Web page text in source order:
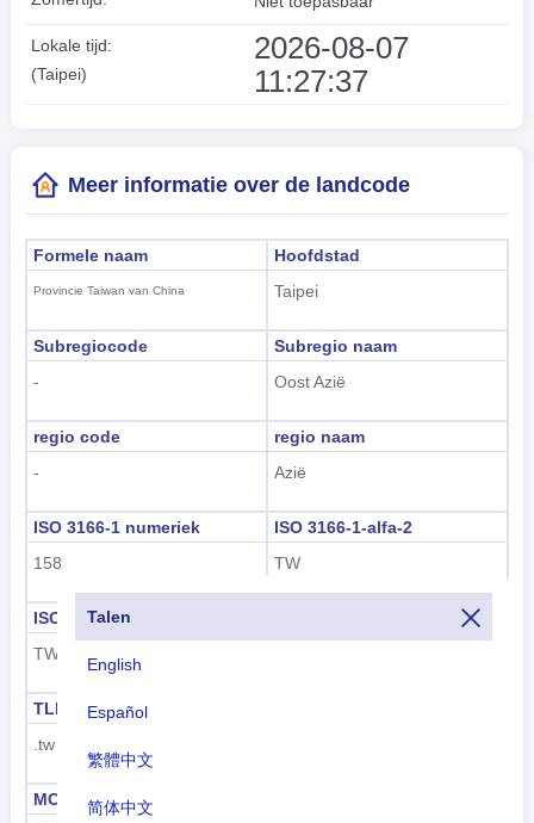
Talen
English
Español
繁體中文
简体中文
Lokale tijd:
(Taipei)
2026-08-07
11:27:38
Meer informatie over de landcode
Formele naam
Provincie Taiwan van China
Hoofdstad
Taipei
Subregiocode
-
Subregio naam
Oost Azië
regio code
-
regio naam
Azië
ISO 3166-1 numeriek
158
ISO 3166-1-alfa-2
TW
ISO 3166-1-Alpha-3
TWN
TLD
.tw
MCC